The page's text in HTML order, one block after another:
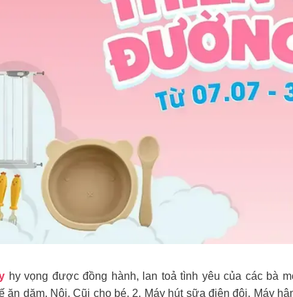
hy vọng được đồng hành, lan toả tình yêu của các bà
ăn dặm, Nôi, Cũi cho bé. 2. Máy hút sữa điện đôi, Máy